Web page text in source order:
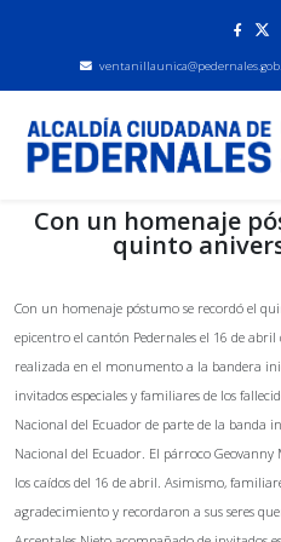
Con un homenaje
quinto
Con un homenaje póstumo se recordó el
epicentro el cantón Pedernales el 16 de
realizada en el monumento a la bandera
invitados especiales y familiares de los
Nacional del Ecuador de parte de la banda
Nacional del Ecuador. El párroco
los caídos del 16 de abril. Asimismo,
agradecimiento y recordaron a sus seres